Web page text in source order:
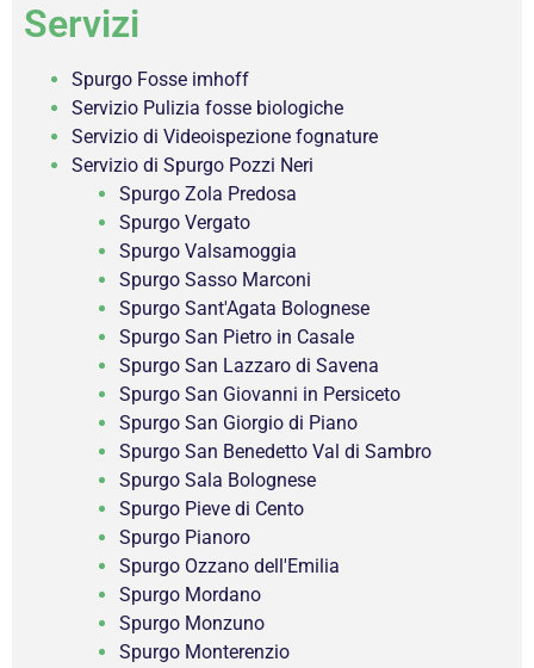
Servizi
Spurgo Fosse imhoff
Servizio Pulizia fosse biologiche
Servizio di Videoispezione fognature
Servizio di Spurgo Pozzi Neri
Spurgo Zola Predosa
Spurgo Vergato
Spurgo Valsamoggia
Spurgo Sasso Marconi
Spurgo Sant'Agata Bolognese
Spurgo San Pietro in Casale
Spurgo San Lazzaro di Savena
Spurgo San Giovanni in Persiceto
Spurgo San Giorgio di Piano
Spurgo San Benedetto Val di Sambro
Spurgo Sala Bolognese
Spurgo Pieve di Cento
Spurgo Pianoro
Spurgo Ozzano dell'Emilia
Spurgo Mordano
Spurgo Monzuno
Spurgo Monterenzio